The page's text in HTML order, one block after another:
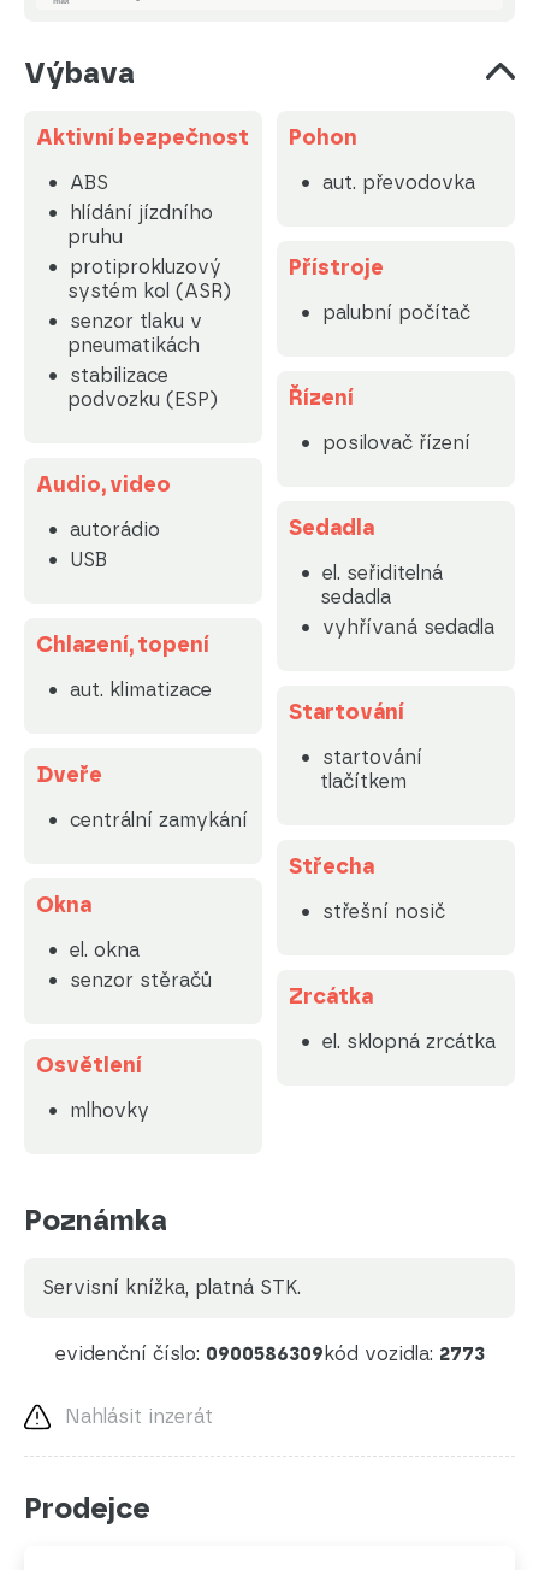
Výbava
Aktivní bezpečnost
ABS
hlídání jízdního
pruhu
protiprokluzový
systém kol (ASR)
senzor tlaku v
pneumatikách
stabilizace
podvozku (ESP)
Audio, video
autorádio
USB
Chlazení, topení
aut. klimatizace
Dveře
centrální zamykání
Okna
el. okna
senzor stěračů
Osvětlení
mlhovky
Pohon
aut. převodovka
Přístroje
palubní počítač
Řízení
posilovač řízení
Sedadla
el. seřiditelná
sedadla
vyhřívaná sedadla
Startování
startování
tlačítkem
Střecha
střešní nosič
Zrcátka
el. sklopná zrcátka
Poznámka
servisní knížka, platná STK.
evidenční číslo: 0900586309 kód vozidla: 2773
Nahlásit inzerát
Prodejce